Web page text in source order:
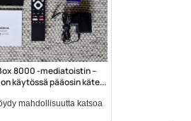
8000 -mediatoistin –
käytössä pääosin käte...
mahdollisuutta katsoa